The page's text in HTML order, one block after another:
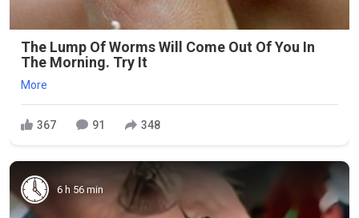
The Lump Of Worms Will Come Out Of You In
The Morning. Try It
More
367 91 348
6 h 56 min